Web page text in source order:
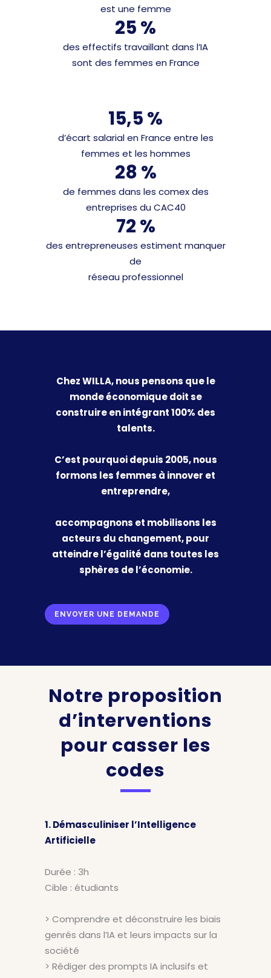
est une femme
25 %
des effectifs travaillant dans l’IA
sont des femmes en France
15,5 %
d’écart salarial en France entre les
femmes et les hommes
28 %
de femmes dans les comex des
entreprises du CAC40
72 %
des entrepreneuses estiment manquer
de
réseau professionnel
Chez WILLA, nous pensons que le
monde économique doit se
construire en intégrant 100% des
talents.
C’est pourquoi depuis 2005, nous
formons les femmes à innover et
entreprendre,
accompagnons et mobilisons les
acteurs du changement, pour
atteindre l’égalité dans toutes les
sphères de l’économie.
ENVOYER UNE DEMANDE
Notre proposition
d’interventions
pour casser les
codes
1. Démasculiniser l’Intelligence
Artificielle
Durée : 3h
Cible : étudiants
> Comprendre et déconstruire les biais
genrés dans l’IA et leurs impacts sur la
société
> Rédiger des prompts IA inclusifs et